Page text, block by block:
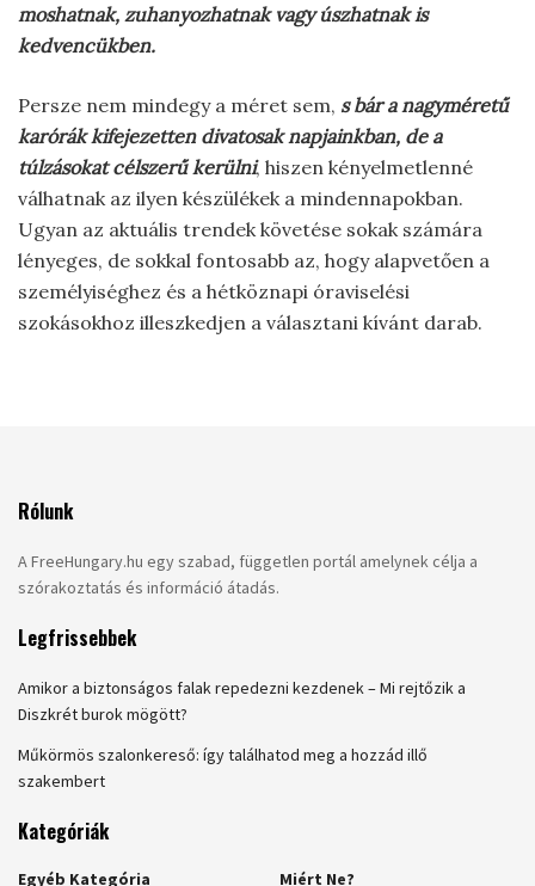
moshatnak, zuhanyozhatnak vagy úszhatnak is
kedvencükben.
Persze nem mindegy a méret sem, s bár a nagyméretű
karórák kifejezetten divatosak napjainkban, de a
túlzásokat célszerű kerülni, hiszen kényelmetlenné
válhatnak az ilyen készülékek a mindennapokban.
Ugyan az aktuális trendek követése sokak számára
lényeges, de sokkal fontosabb az, hogy alapvetően a
személyiséghez és a hétköznapi óraviselési
szokásokhoz illeszkedjen a választani kívánt darab.
Rólunk
A FreeHungary.hu egy szabad, független portál amelynek célja a
szórakoztatás és információ átadás.
Legfrissebbek
Amikor a biztonságos falak repedezni kezdenek – Mi rejtőzik a
Diszkrét burok mögött?
Műkörmös szalonkereső: így találhatod meg a hozzád illő
szakembert
Kategóriák
Egyéb Kategória Miért Ne?